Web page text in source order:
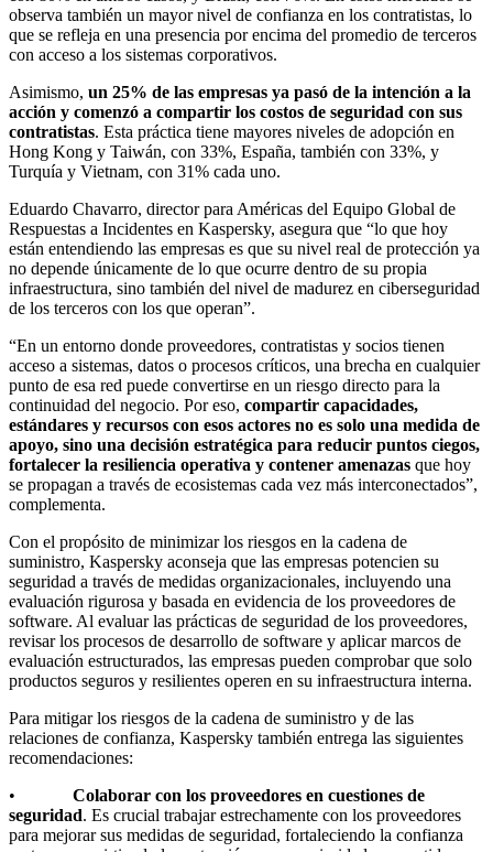
observa también un mayor nivel de confianza en los contratistas, lo
que se refleja en una presencia por encima del promedio de terceros
con acceso a los sistemas corporativos.
Asimismo, un 25% de las empresas ya pasó de la intención a la
acción y comenzó a compartir los costos de seguridad con sus
contratistas. Esta práctica tiene mayores niveles de adopción en
Hong Kong y Taiwán, con 33%, España, también con 33%, y
Turquía y Vietnam, con 31% cada uno.
Eduardo Chavarro, director para Américas del Equipo Global de
Respuestas a Incidentes en Kaspersky, asegura que “lo que hoy
están entendiendo las empresas es que su nivel real de protección ya
no depende únicamente de lo que ocurre dentro de su propia
infraestructura, sino también del nivel de madurez en ciberseguridad
de los terceros con los que operan”.
“En un entorno donde proveedores, contratistas y socios tienen
acceso a sistemas, datos o procesos críticos, una brecha en cualquier
punto de esa red puede convertirse en un riesgo directo para la
continuidad del negocio. Por eso, compartir capacidades,
estándares y recursos con esos actores no es solo una medida de
apoyo, sino una decisión estratégica para reducir puntos ciegos,
fortalecer la resiliencia operativa y contener amenazas que hoy
se propagan a través de ecosistemas cada vez más interconectados”,
complementa.
Con el propósito de minimizar los riesgos en la cadena de
suministro, Kaspersky aconseja que las empresas potencien su
seguridad a través de medidas organizacionales, incluyendo una
evaluación rigurosa y basada en evidencia de los proveedores de
software. Al evaluar las prácticas de seguridad de los proveedores,
revisar los procesos de desarrollo de software y aplicar marcos de
evaluación estructurados, las empresas pueden comprobar que solo
productos seguros y resilientes operen en su infraestructura interna.
Para mitigar los riesgos de la cadena de suministro y de las
relaciones de confianza, Kaspersky también entrega las siguientes
recomendaciones:
• Colaborar con los proveedores en cuestiones de
seguridad. Es crucial trabajar estrechamente con los proveedores
para mejorar sus medidas de seguridad, fortaleciendo la confianza